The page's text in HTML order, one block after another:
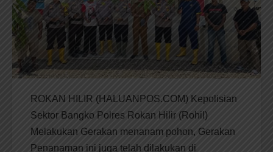
ROKAN HILIR (HALUANPOS.COM) Kepolisian
Sektor Bangko Polres Rokan Hilir (Rohil)
Melakukan Gerakan menanam pohon, Gerakan
Penanaman ini juga telah dilakukan di